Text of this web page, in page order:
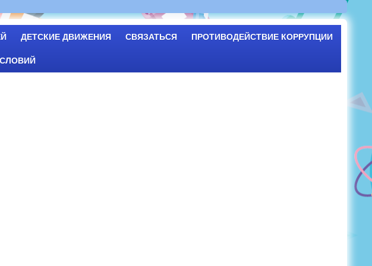
ДЕТСКИЕ ДВИЖЕНИЯ СВЯЗАТЬСЯ ПРОТИВОДЕЙСТВИЕ КОРРУПЦИИ